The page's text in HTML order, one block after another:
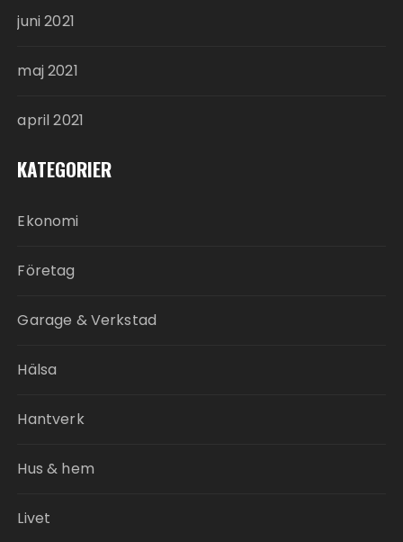
juni 2021
maj 2021
april 2021
KATEGORIER
Ekonomi
Företag
Garage & Verkstad
Hälsa
Hantverk
Hus & hem
Livet